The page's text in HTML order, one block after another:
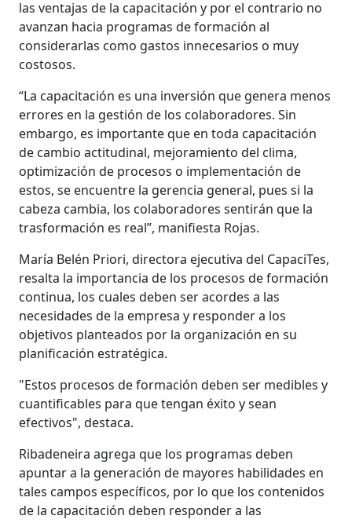
las ventajas de la capacitación y por el contrario no
avanzan hacia programas de formación al
considerarlas como gastos innecesarios o muy
costosos.
“La capacitación es una inversión que genera menos
errores en la gestión de los colaboradores. Sin
embargo, es importante que en toda capacitación
de cambio actitudinal, mejoramiento del clima,
optimización de procesos o implementación de
estos, se encuentre la gerencia general, pues si la
cabeza cambia, los colaboradores sentirán que la
trasformación es real”, manifiesta Rojas.
María Belén Priori, directora ejecutiva del CapaciTes,
resalta la importancia de los procesos de formación
continua, los cuales deben ser acordes a las
necesidades de la empresa y responder a los
objetivos planteados por la organización en su
planificación estratégica.
"Estos procesos de formación deben ser medibles y
cuantificables para que tengan éxito y sean
efectivos", destaca.
Ribadeneira agrega que los programas deben
apuntar a la generación de mayores habilidades en
tales campos específicos, por lo que los contenidos
de la capacitación deben responder a las